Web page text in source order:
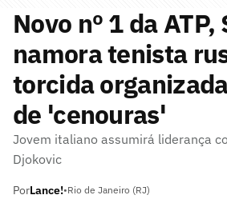
Novo nº 1 da
namora tenista
torcida
de 'cenouras'
Jovem italiano assumirá liderança
Djokovic
PorLance!•Rio de Janeiro (RJ)